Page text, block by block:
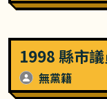
1998 縣市
無黨籍